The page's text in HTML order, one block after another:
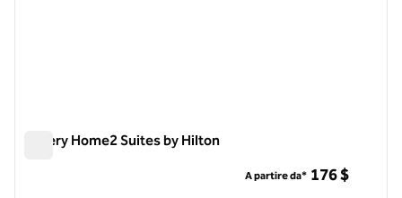
Kittery Home2 Suites by Hilton
A partire da* 176 $